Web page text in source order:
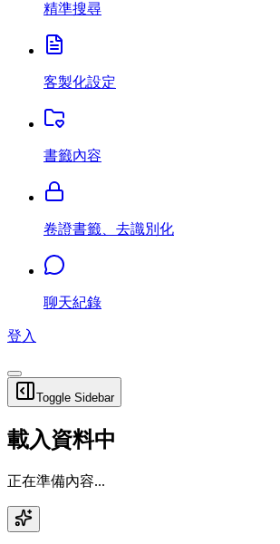
精準搜尋
客製化設定
書籤內容
卷證書籤、去識別化
聊天紀錄
登入
Toggle Sidebar
載入資料中
正在準備內容...